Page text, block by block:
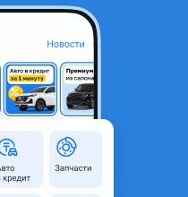
и может быть